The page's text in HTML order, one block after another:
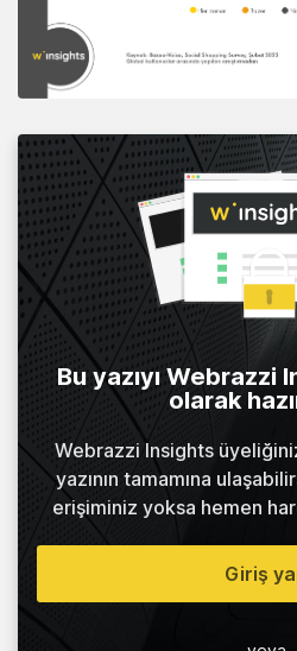
Bu yazıyı Webrazzi
olarak
Webrazzi Insights
yazının tamamına
erişiminiz yoksa hemen
Giriş